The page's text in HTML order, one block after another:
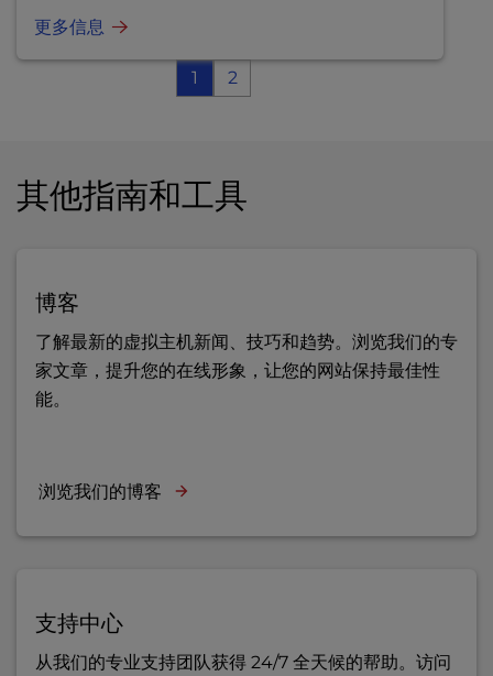
更多信息
1 2
其他指南和工具
博客
了解最新的虚拟主机新闻、技巧和趋势。浏览我们的专
家文章，提升您的在线形象，让您的网站保持最佳性
能。
浏览我们的博客
支持中心
从我们的专业支持团队获得 24/7 全天候的帮助。访问